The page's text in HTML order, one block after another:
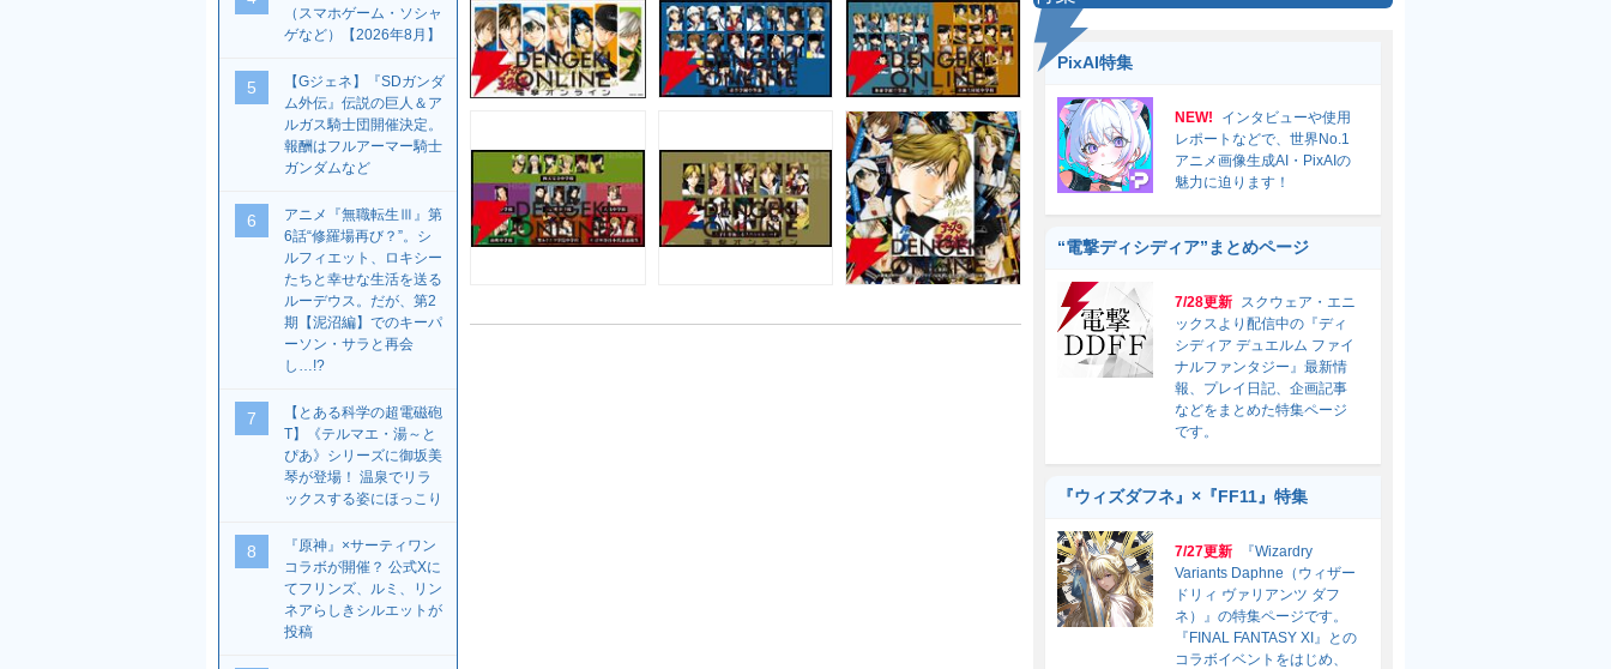
（スマホゲーム・ソシャ
ゲなど）【2026年8月】
5
【Gジェネ】『SDガンダ
ム外伝』伝説の巨人＆ア
ルガス騎士団開催決定。
報酬はフルアーマー騎士
ガンダムなど
6
アニメ『無職転生Ⅲ』第
6話“修羅場再び？”。シ
ルフィエット、ロキシー
たちと幸せな生活を送る
ルーデウス。だが、第2
期【泥沼編】でのキーパ
ーソン・サラと再会
し…!?
7
【とある科学の超電磁砲
T】《テルマエ・湯～と
ぴあ》シリーズに御坂美
琴が登場！ 温泉でリラ
ックスする姿にほっこり
8
『原神』×サーティワン
コラボが開催？ 公式Xに
てフリンズ、ルミ、リン
ネアらしきシルエットが
投稿
PixAI特集
NEW!
インタビューや使用
レポートなどで、世界No.1
アニメ画像生成AI・PixAIの
魅力に迫ります！
“電撃ディシディア”まとめページ
7/28更新 スクウェア・エニ
ックスより配信中の『ディ
シディア デュエルム ファイ
ナルファンタジー』最新情
報、プレイ日記、企画記事
などをまとめた特集ページ
です。
『ウィズダフネ』×『FF11』特集
7/27更新
『Wizardry
Variants Daphne（ウィザー
ドリィ ヴァリアンツ ダフ
ネ）』の特集ページです。
『FINAL FANTASY XI』との
コラボイベントをはじめ、